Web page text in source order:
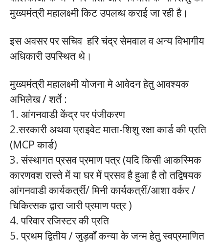
मुख्यमंत्री महालक्ष्मी किट उपलब्ध कराई जा रही है।
इस अवसर पर सचिव हरि चंद्र सेमवाल व अन्य विभागीय
अधिकारी उपस्थित थे।
मुख्यमंत्री महालक्ष्मी योजना मे आवेदन हेतु आवश्यक
अभिलेख / शर्ते :
1. आंगनवाडी केंद्र पर पंजीकरण
2.सरकारी अथवा प्राइवेट माता-शिशु रक्षा कार्ड की प्रति
(MCP कार्ड)
3. संस्थागत प्रसव प्रमाण पत्र (यदि किसी आकस्मिक
कारणवश रास्ते में या घर में प्रसव है हुआ है तो तद्विषयक
आंगनवाडी कार्यकर्त्री/ मिनी कार्यकर्त्री/आशा वर्कर /
चिकित्सक द्वारा जारी प्रमाण पत्र )
4. परिवार रजिस्टर की प्रति
5. प्रथम द्वितीय / जुड़वाँ कन्या के जन्म हेतु स्वप्रमाणित